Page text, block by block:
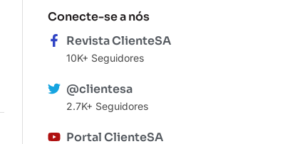
Conecte-se a nós
Revista ClienteSA
10K+ Seguidores
@clientesa
2.7K+ Seguidores
Portal ClienteSA